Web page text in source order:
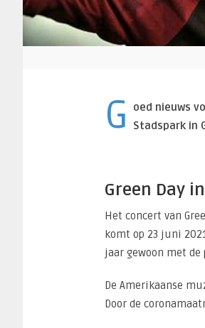
G
oed nieuws
Stadspark in
Green Day
Het concert van
komt op 23 juni
jaar gewoon met de
De Amerikaanse
Door de